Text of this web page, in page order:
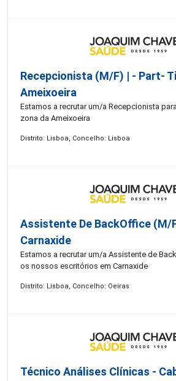
Recepcionista (M/F) | - Part-
Ameixoeira
Estamos a recrutar um/a Recepcionista
zona da Ameixoeira
Distrito: Lisboa, Concelho: Lisboa
Assistente De BackOffice (M/
Carnaxide
Estamos a recrutar um/a Assistente de
os nossos escritórios em Carnaxide
Distrito: Lisboa, Concelho: Oeiras
Técnico Análises Clínicas -